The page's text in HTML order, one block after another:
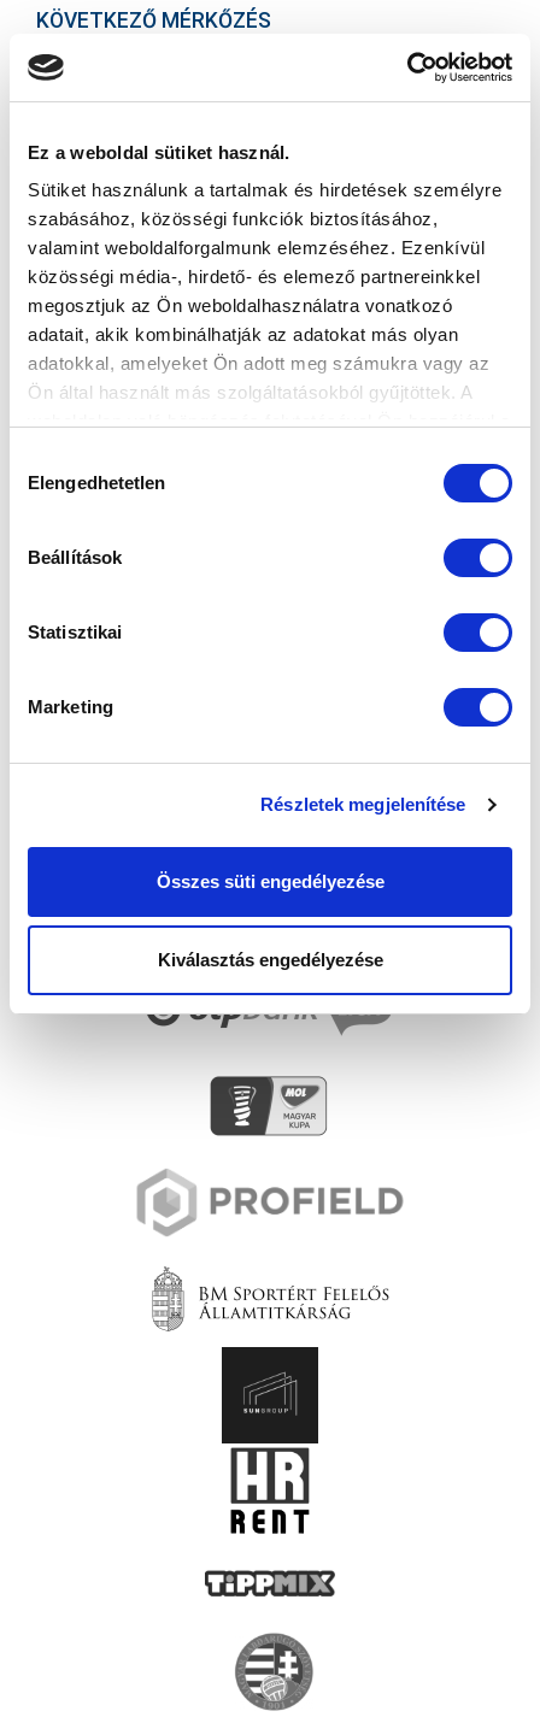
Ez a weboldal sütiket használ.
Sütiket használunk a tartalmak és hirdetések személyre
szabásához, közösségi funkciók biztosításához,
valamint weboldalforgalmunk elemzéséhez. Ezenkívül
közösségi média-, hirdető- és elemező partnereinkkel
megosztjuk az Ön weboldalhasználatra vonatkozó
adatait, akik kombinálhatják az adatokat más olyan
adatokkal, amelyeket Ön adott meg számukra vagy az
Ön által használt más szolgáltatásokból gyűjtöttek. A
kiválasztása
Elengedhetetlen
Beállítások
Statisztikai
Marketing
Részletek megjelenítése
Összes süti engedélyezése
Kiválasztás engedélyezése
KÖVETKEZŐ MÉRKŐZÉS
SÁNDOR KÁROLY LABDARÚGÓ AKADÉMIA
MTK BUDAPEST II
VS
SZEKSZÁRDI UFC
MTK BUDAPEST HÍRLEVÉL
Ne maradjon le egy eseményről sem! Iratkozzon fel ingyenes
hírlevelünkre: